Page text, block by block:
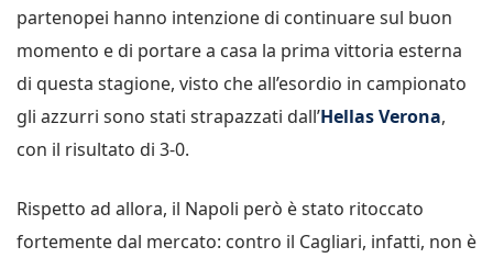
partenopei hanno intenzione di continuare sul buon
momento e di portare a casa la prima vittoria esterna
di questa stagione, visto che all’esordio in campionato
gli azzurri sono stati strapazzati dall’Hellas Verona,
con il risultato di 3-0.
Rispetto ad allora, il Napoli però è stato ritoccato
fortemente dal mercato: contro il Cagliari, infatti, non è